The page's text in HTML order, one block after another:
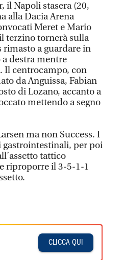
il Napoli stasera (20,
alla Dacia Arena
Meret e Mario
terzino tornerà sulla
rimasto a guardare in
destra mentre
Il centrocampo, con
da Anguissa, Fabian
di Lozano, accanto a
mettendo a segno
ma non Success. I
per poi
tattico
riproporre il 3-5-1-1
CLICCA QUI